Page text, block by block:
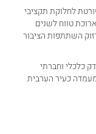
לחלוקת תקציבי
ארוכת טווח לשנים
השתתפות הציבור
כלכלי וחברתי
כעיר הערבית